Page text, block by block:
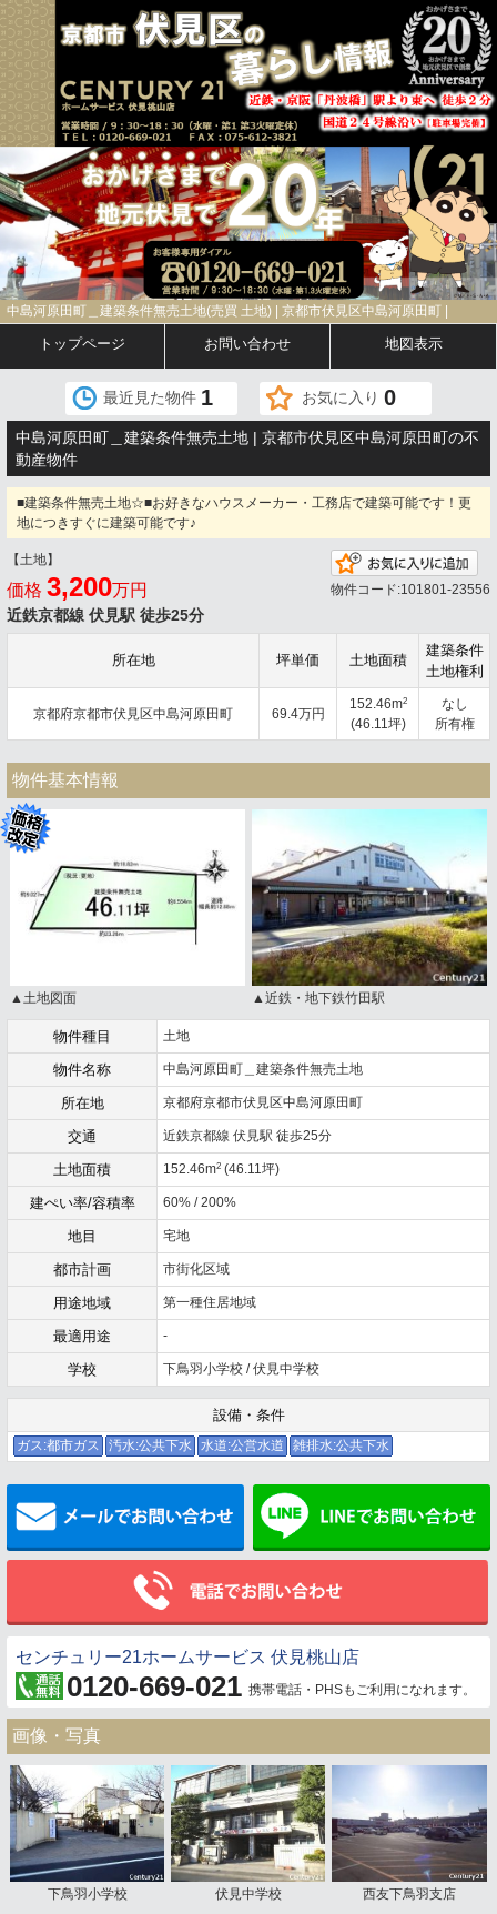
中島河原田町＿建築条件無売土地(売買 土地) | 京都市伏見区中島河原田町 |
トップページ お問い合わせ 地図表示
最近見た物件 1 お気に入り 0
中島河原田町＿建築条件無売土地 | 京都市伏見区中島河原田町の不
動産物件
■建築条件無売土地☆■お好きなハウスメーカー・工務店で建築可能です！更
地につきすぐに建築可能です♪
【土地】
価格 3,200万円
近鉄京都線 伏見駅 徒歩25分
物件コード:101801-23556
所在地 坪単価 土地面積
建築条件
土地権利
京都府京都市伏見区中島河原田町 69.4万円
152.46m2
(46.11坪)
なし
所有権
物件基本情報
▲土地図面 ▲近鉄・地下鉄竹田駅
物件種目 土地
物件名称 中島河原田町＿建築条件無売土地
所在地 京都府京都市伏見区中島河原田町
交通 近鉄京都線 伏見駅 徒歩25分
土地面積 152.46m2 (46.11坪)
建ぺい率/容積率 60% / 200%
地目 宅地
都市計画 市街化区域
用途地域 第一種住居地域
最適用途 -
学校 下鳥羽小学校 / 伏見中学校
設備・条件
ガス:都市ガス 汚水:公共下水 水道:公営水道 雑排水:公共下水
メールでお問い合わせ
センチュリー21ホームサービス 伏見桃山店
0120-669-021 携帯電話・PHSもご利用になれます。
画像・写真
下鳥羽小学校 伏見中学校 西友下鳥羽支店